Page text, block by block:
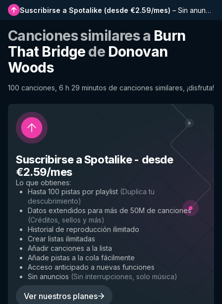
Suscribirse a Spotalike (desde €2.59/mes) – Sin anuncios, listas más largas, historial completo y acceso anticipado a nuevas funciones
Canciones similares a Burn
That Bridge de Donovan
Woods
100 canciones, 6 h 29 minutos de canciones similares, ¡disfruta!
Suscribirse a Spotalike- desde
€2.59/mes
Lo que obtienes:
Hasta 100 pistas por playlist (Duplica tu
descubrimiento)
Datos extendidos para más de 50M de canciones
(Créditos, sellos y más)
Historial de reproducción ilimitado
Crear listas ilimitadas
Añadir canciones a la lista
Añade pistas a la cola fácilmente
Acceso anticipado a nuevas funciones
Sin anuncios (Sin interrupciones, solo música)
Ver nuestros planes